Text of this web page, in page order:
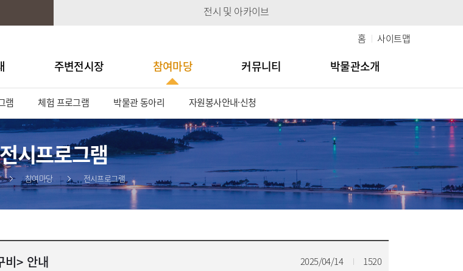
전시 및 아카이브
홈 사이트맵
주변전시장 참여마당 커뮤니티 박물관소개
램 체험 프로그램 박물관 동아리 자원봉사안내·신청
전시프로그램
참여마당 전시프로그램
비> 안내 2025/04/14 1520